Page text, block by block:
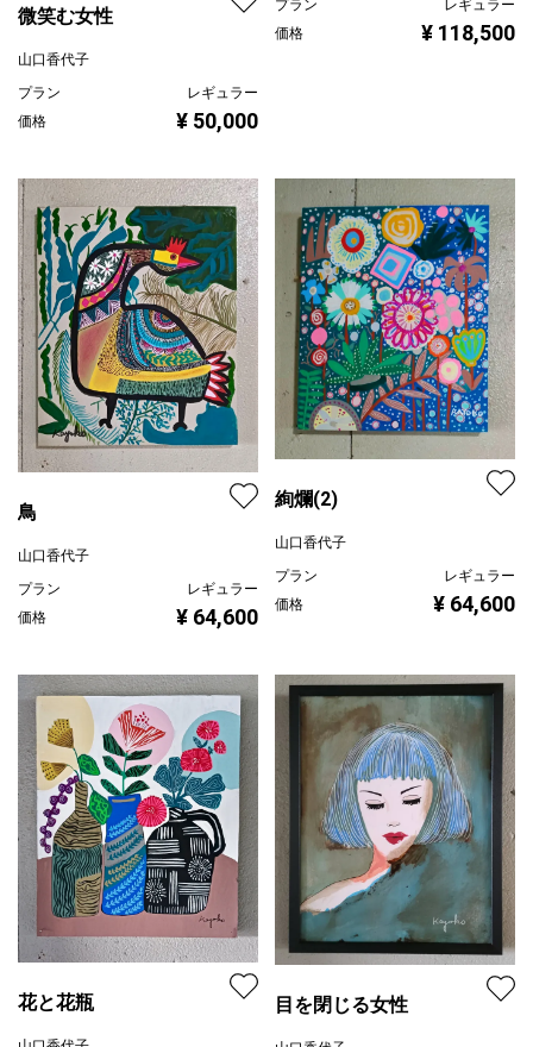
微笑む女性
山口香代子
プラン
レギュラー
価格
¥ 50,000
プラン
レギュラー
価格
¥ 118,500
鳥
山口香代子
プラン
レギュラー
価格
¥ 64,600
絢爛(2)
山口香代子
プラン
レギュラー
価格
¥ 64,600
花と花瓶 目を閉じる女性